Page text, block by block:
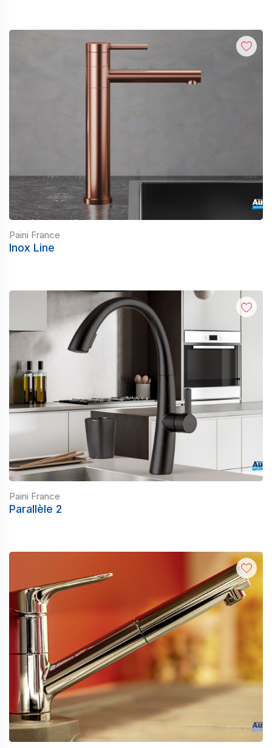
Paini France
Inox Line
Paini France
Parallèle 2